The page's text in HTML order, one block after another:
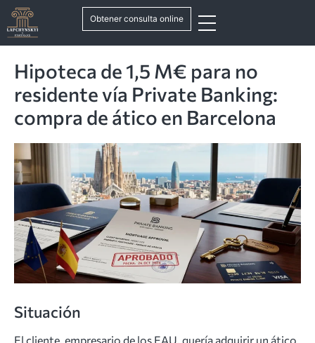
Obtener consulta online
Hipoteca de 1,5 M€ para no
residente vía Private Banking:
compra de ático en Barcelona
Situación
El cliente, empresario de los EAU, quería adquirir un ático